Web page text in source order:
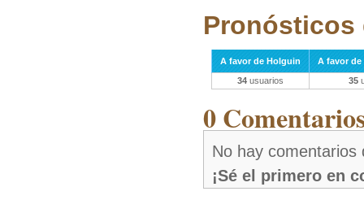
Pronósticos
A favor de Holguin
A favor de
34 usuarios 35
0
No hay comentarios
¡Sé el primero en